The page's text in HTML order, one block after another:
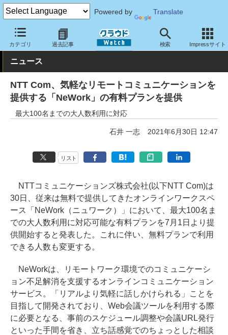
Powered by Translate
カテゴリ 過去記事 検索 Impressサイト
クラウド Watch サービス・ソフト サービス コミュニケーショ
ニュース
NTT Com、気軽なリモートコミュニケーションを
提供する「NeWork」の有料プランを提供
最大100名までの大人数利用に対応
石井 一志 2021年6月30日 12:47
リスト
NTTコミュニケーションズ株式会社(以下NTT Com)は
30日、従来は無料で提供してきたオンラインワークスペ
ース「NeWork（ニュワーク）」において、最大100名ま
での大人数利用に対応可能な有料プランを7月1日より提
供開始すると発表した。これに伴い、無料プランで利用
できる人数も変更する。
NeWorkは、リモートワーク環境でのコミュニケーシ
ョン不足解消を支援するオンラインコミュニケーション
サービス。「リアルより気軽に話しかけられる」ことを
目指して開発されており、Web会議ツールを利用する際
に必要となる、事前のスケジュール調整や会議URL発行
といった手間を省き、立ち話感覚でのちょっとした相談